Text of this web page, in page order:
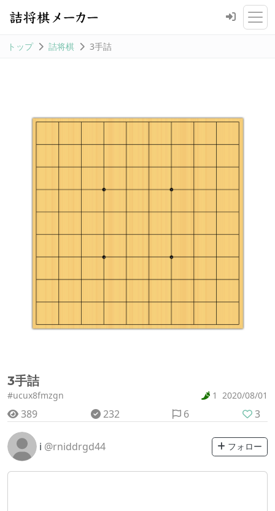
トップ 詰将棋 3手詰
3手詰
#ucux8fmzgn 1 2020/08/01
389 232 6 3
i @rniddrgd44 フォロー